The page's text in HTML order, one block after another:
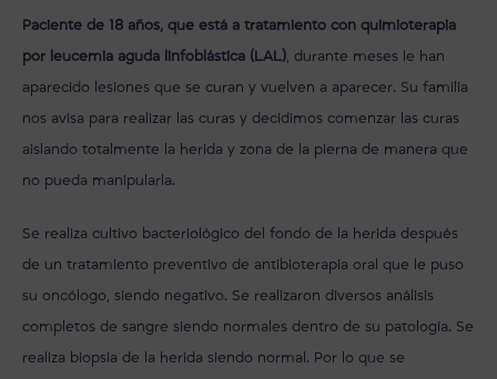
Paciente de 18 años, que está a tratamiento con quimioterapia
por leucemia aguda linfoblástica (LAL), durante meses le han
aparecido lesiones que se curan y vuelven a aparecer. Su familia
nos avisa para realizar las curas y decidimos comenzar las curas
aislando totalmente la herida y zona de la pierna de manera que
no pueda manipularla.
Se realiza cultivo bacteriológico del fondo de la herida después
de un tratamiento preventivo de antibioterapia oral que le puso
su oncólogo, siendo negativo. Se realizaron diversos análisis
completos de sangre siendo normales dentro de su patología. Se
realiza biopsia de la herida siendo normal. Por lo que se